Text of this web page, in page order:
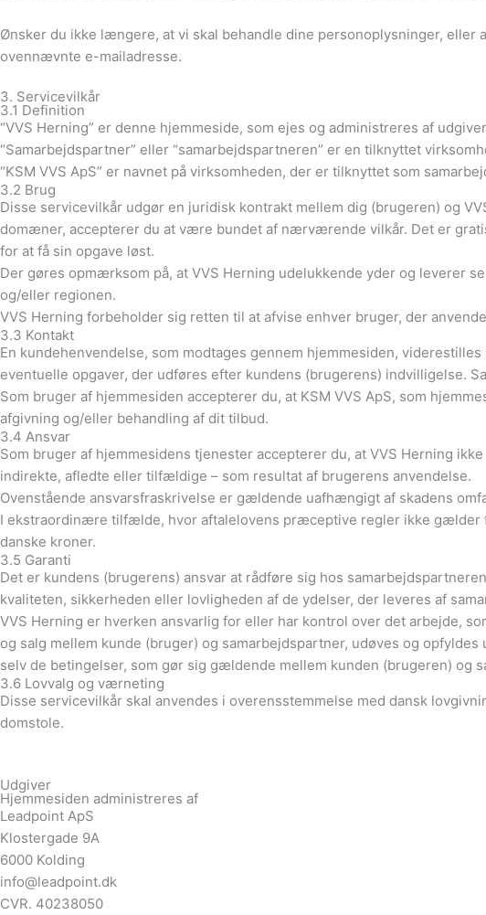
Ønsker du ikke længere, at vi skal behandle dine personoplysninger,
ovennævnte e-mailadresse.
3. Servicevilkår
3.1 Definition
“VVS Herning” er denne hjemmeside, som ejes og administreres af
“Samarbejdspartner” eller “samarbejdspartneren” er en tilknyttet
“KSM VVS ApS” er navnet på virksomheden, der er tilknyttet som
3.2 Brug
Disse servicevilkår udgør en juridisk kontrakt mellem dig (brugeren) og
domæner, accepterer du at være bundet af nærværende vilkår. Det er
for at få sin opgave løst.
Der gøres opmærksom på, at VVS Herning udelukkende yder og leverer
og/eller regionen.
VVS Herning forbeholder sig retten til at afvise enhver bruger, der
3.3 Kontakt
En kundehenvendelse, som modtages gennem hjemmesiden,
eventuelle opgaver, der udføres efter kundens (brugerens) indvilligelse.
Som bruger af hjemmesiden accepterer du, at KSM VVS ApS, som
afgivning og/eller behandling af dit tilbud.
3.4 Ansvar
Som bruger af hjemmesidens tjenester accepterer du, at VVS Herning
indirekte, afledte eller tilfældige – som resultat af brugerens anvendelse.
Ovenstående ansvarsfraskrivelse er gældende uafhængigt af skadens
I ekstraordinære tilfælde, hvor aftalelovens præceptive regler ikke gælder
danske kroner.
3.5 Garanti
Det er kundens (brugerens) ansvar at rådføre sig hos
kvaliteten, sikkerheden eller lovligheden af de ydelser, der leveres af
VVS Herning er hverken ansvarlig for eller har kontrol over det arbejde,
og salg mellem kunde (bruger) og samarbejdspartner, udøves og
selv de betingelser, som gør sig gældende mellem kunden (brugeren)
3.6 Lovvalg og værneting
Disse servicevilkår skal anvendes i overensstemmelse med dansk
domstole.
Udgiver
Hjemmesiden administreres af
Leadpoint ApS
Klostergade 9A
6000 Kolding
info@leadpoint.dk
CVR. 40238050